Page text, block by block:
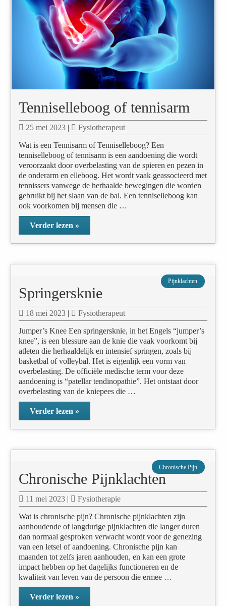
Tenniselleboog of tennisarm
25 mei 2023 | Fysiotherapeut
Wat is een Tennisarm of Tenniselleboog? Een
tenniselleboog of tennisarm is een aandoening die wordt
veroorzaakt door overbelasting van de spieren en pezen in
de onderarm en elleboog. Het wordt vaak geassocieerd met
tennissers vanwege de herhaalde bewegingen die worden
gebruikt bij het slaan van de bal. Een tenniselleboog kan
ook voorkomen bij mensen die …
Verder lezen »
Pijnklachten
Springersknie
18 mei 2023 | Fysiotherapeut
Jumper’s Knee Een springersknie, in het Engels “jumper’s
knee”, is een blessure aan de knie die vaak voorkomt bij
atleten die herhaaldelijk en intensief springen, zoals bij
basketbal of volleybal. Het is eigenlijk een vorm van
overbelasting. De officiële medische term voor deze
aandoening is “patellar tendinopathie”. Het ontstaat door
overbelasting van de kniepees die …
Verder lezen »
Chronische Pijn
Chronische Pijnklachten
11 mei 2023 | Fysiotherapie
Wat is chronische pijn? Chronische pijnklachten zijn
aanhoudende of langdurige pijnklachten die langer duren
dan normaal gesproken verwacht wordt voor de genezing
van een letsel of aandoening. Chronische pijn kan
maanden tot zelfs jaren aanhouden, en kan een grote
impact hebben op het dagelijks functioneren en de
kwaliteit van leven van de persoon die ermee …
Verder lezen »